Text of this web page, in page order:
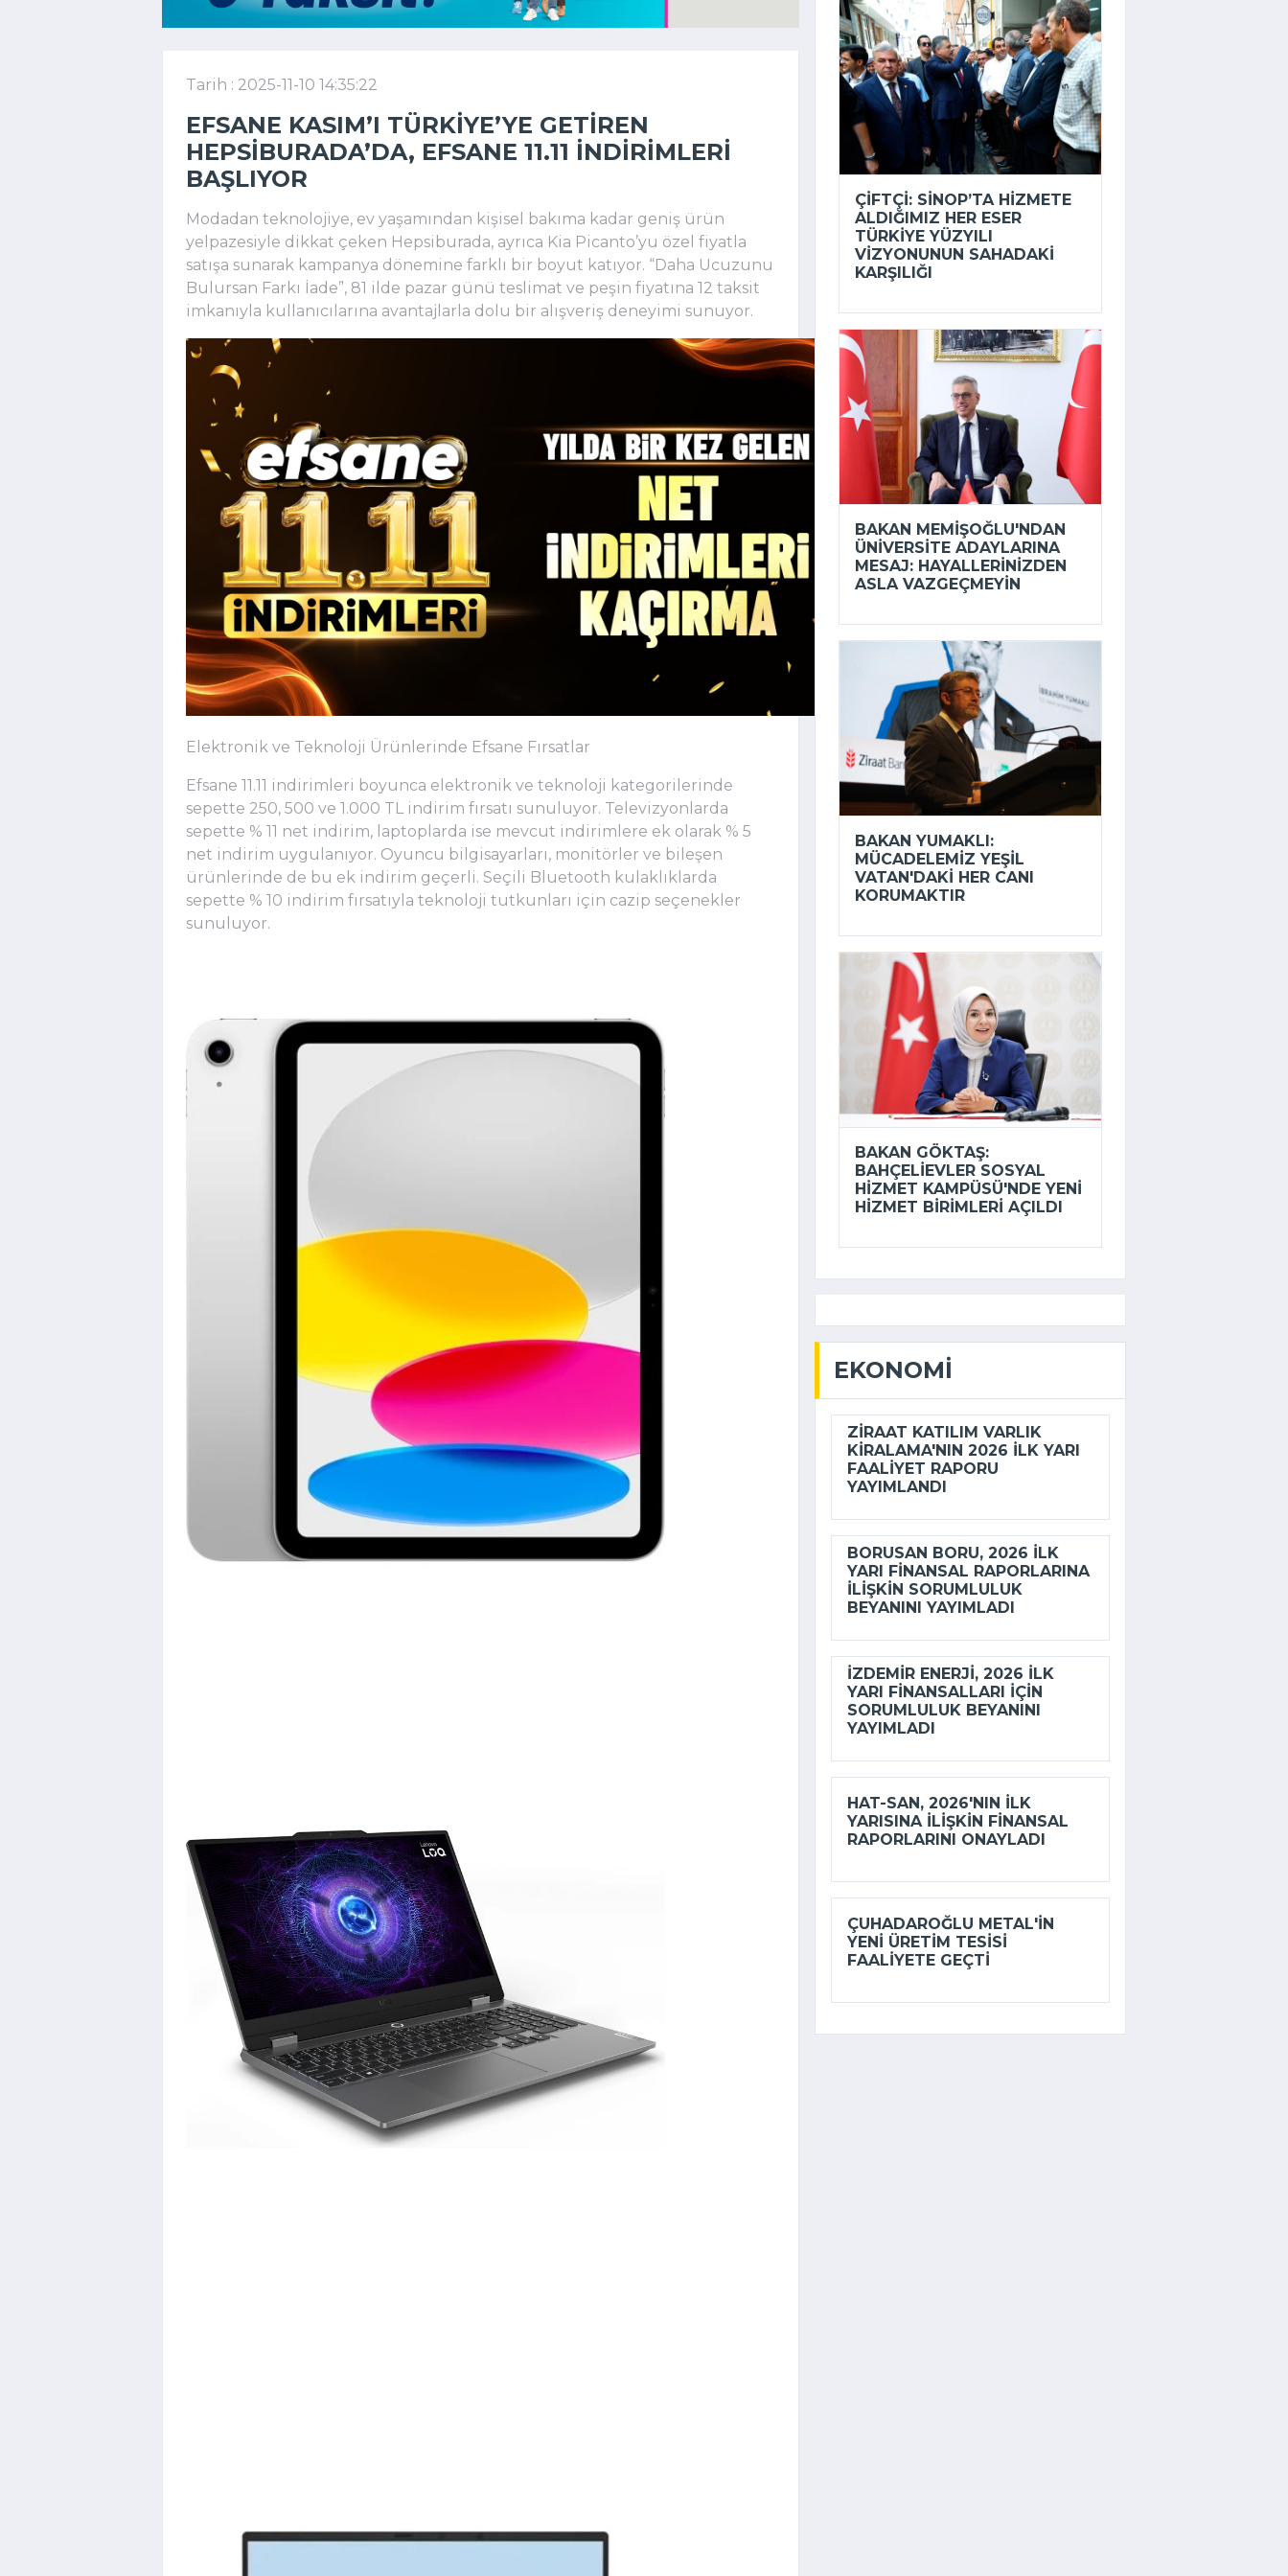
Tarih : 2025-11-10 14:35:22
EFSANE KASIM’I TÜRKIYE’YE GETIREN
HEPSIBURADA’DA, EFSANE 11.11 INDIRIMLERI
BAŞLIYOR
Modadan teknolojiye, ev yaşamından kişisel bakıma kadar geniş ürün
yelpazesiyle dikkat çeken Hepsiburada, ayrıca Kia Picanto’yu özel fiyatla
satışa sunarak kampanya dönemine farklı bir boyut katıyor. “Daha Ucuzunu
Bulursan Farkı İade”, 81 ilde pazar günü teslimat ve peşin fiyatına 12 taksit
imkanıyla kullanıcılarına avantajlarla dolu bir alışveriş deneyimi sunuyor.
Elektronik ve Teknoloji Ürünlerinde Efsane Fırsatlar
Efsane 11.11 indirimleri boyunca elektronik ve teknoloji kategorilerinde
sepette 250, 500 ve 1.000 TL indirim fırsatı sunuluyor. Televizyonlarda
sepette % 11 net indirim, laptoplarda ise mevcut indirimlere ek olarak % 5
net indirim uygulanıyor. Oyuncu bilgisayarları, monitörler ve bileşen
ürünlerinde de bu ek indirim geçerli. Seçili Bluetooth kulaklıklarda
sepette % 10 indirim fırsatıyla teknoloji tutkunları için cazip seçenekler
sunuluyor.
ÇIFTÇI: SINOP’TA HIZMETE
ALDIĞIMIZ HER ESER
TÜRKIYE YÜZYILI
VIZYONUNUN SAHADAKI
KARŞILIĞI
BAKAN MEMIŞOĞLU'NDAN
ÜNIVERSITE ADAYLARINA
MESAJ: HAYALLERINIZDEN
ASLA VAZGEÇMEYIN
BAKAN YUMAKLI:
MÜCADELEMIZ YEŞIL
VATAN'DAKI HER CANI
KORUMAKTIR
BAKAN GÖKTAŞ:
BAHÇELIEVLER SOSYAL
HIZMET KAMPÜSÜ'NDE YENI
HIZMET BIRIMLERI AÇILDI
EKONOMI
ZIRAAT KATILIM VARLIK
KIRALAMA'NIN 2026 ILK YARI
FAALIYET RAPORU
YAYIMLANDI
BORUSAN BORU, 2026 ILK
YARI FINANSAL RAPORLARINA
ILIŞKIN SORUMLULUK
BEYANINI YAYIMLADI
İZDEMİR ENERJI, 2026 ILK
YARI FINANSALLARI IÇIN
SORUMLULUK BEYANINI
YAYIMLADI
HAT-SAN, 2026'NIN ILK
YARISINA ILIŞKIN FINANSAL
RAPORLARINI ONAYLADI
ÇUHADAROĞLU METAL'IN
YENI ÜRETIM TESISI
FAALIYETE GEÇTI